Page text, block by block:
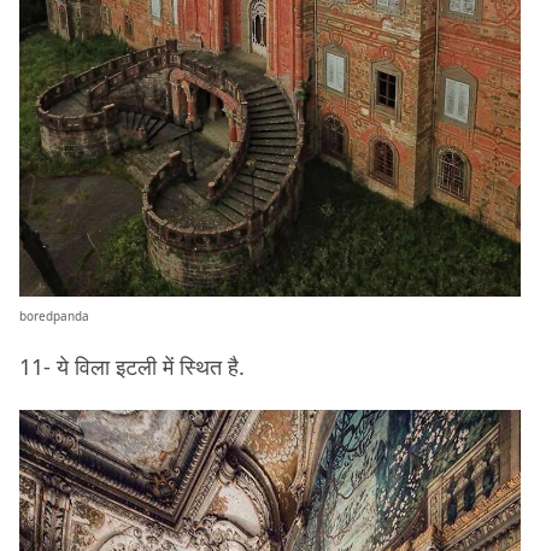
boredpanda
11- ये विला इटली में स्थित है.